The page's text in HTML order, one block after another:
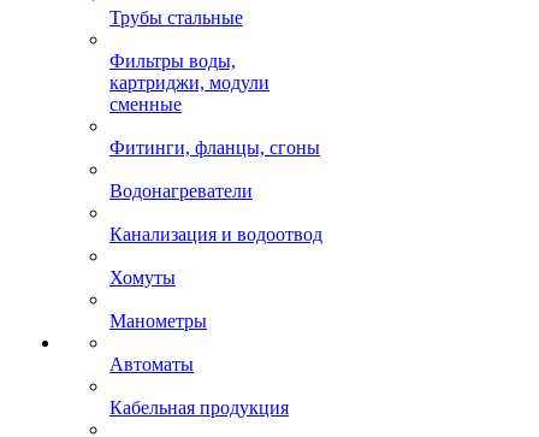
Трубы стальные
Фильтры воды,
картриджи, модули
сменные
Фитинги, фланцы, сгоны
Водонагреватели
Канализация и водоотвод
Хомуты
Манометры
Автоматы
Кабельная продукция